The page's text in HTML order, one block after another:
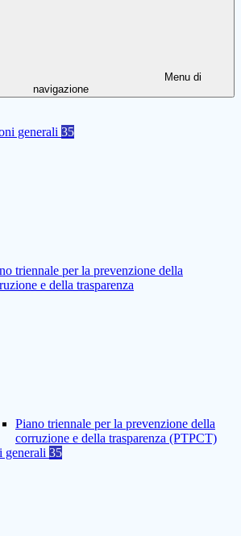
Menu di
navigazione
generali 35
triennale per la prevenzione della
e della trasparenza
Piano triennale per la prevenzione della
corruzione e della trasparenza (PTPCT)
generali 35